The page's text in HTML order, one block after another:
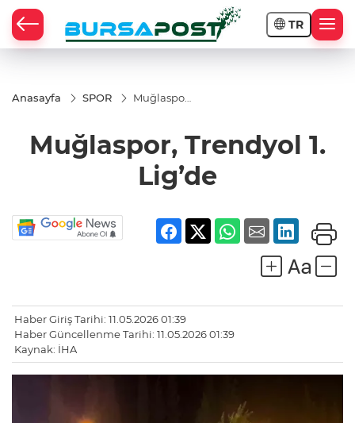
TR
Anasayfa SPOR
Muğlaspor,
Muğlaspor, Trendyol 1.
Lig’de
Haber Giriş Tarihi: 11.05.2026 01:39
Haber Güncellenme Tarihi: 11.05.2026 01:39
Kaynak: İHA